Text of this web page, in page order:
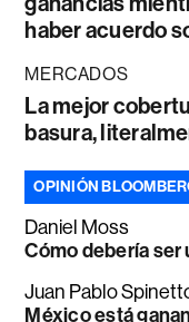
haber acuerdo
MERCADOS
La mejor
basura,
OPINIÓN
Daniel Moss
Cómo debería ser
Juan Pablo
México está